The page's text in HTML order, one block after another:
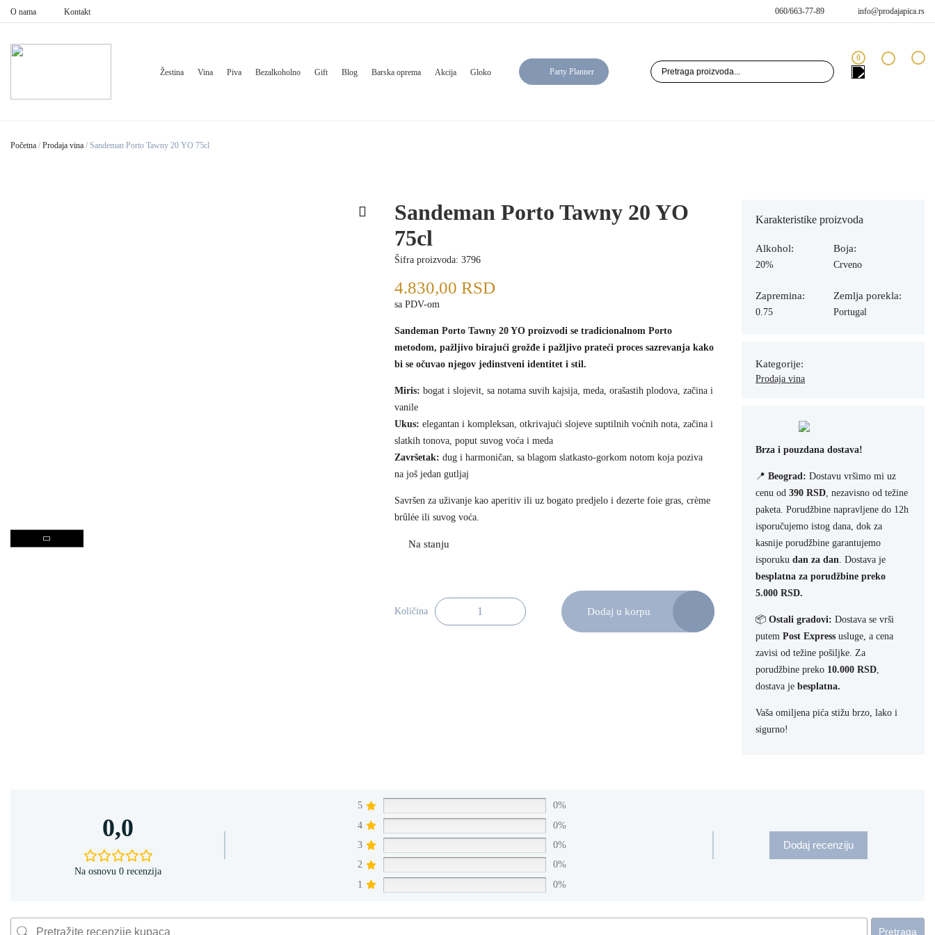
O nama Kontakt 060/663-77-89 info@prodajapica.rs
Žestina Vina Piva Bezalkoholno Gift Blog Barska oprema Akcija Gloko Party Planner
0
Početna / Prodaja vina / Sandeman Porto Tawny 20 YO 75cl
Sandeman Porto Tawny 20 YO
75cl
Šifra proizvoda: 3796
4.830,00 RSD
sa PDV-om
Sandeman Porto Tawny 20 YO proizvodi se tradicionalnom Porto
metodom, pažljivo birajući grožđe i pažljivo prateći proces sazrevanja kako
bi se očuvao njegov jedinstveni identitet i stil.
Miris: bogat i slojevit, sa notama suvih kajsija, meda, orašastih plodova, začina i
vanile
Ukus: elegantan i kompleksan, otkrivajući slojeve suptilnih voćnih nota, začina i
slatkih tonova, poput suvog voća i meda
Završetak: dug i harmoničan, sa blagom slatkasto-gorkom notom koja poziva
na još jedan gutljaj
Savršen za uživanje kao aperitiv ili uz bogato predjelo i dezerte foie gras, crème
brûlée ili suvog voća.
Količina Sandeman Porto Tawny 20 YO 75cl količina
Dodaj u korpu
Karakteristike proizvoda
Alkohol:
20%
Boja:
Crveno
Zapremina:
0.75
Zemlja porekla:
Portugal
Kategorije:
Prodaja vina
Brza i pouzdana dostava!
📍Beograd: Dostavu vršimo mi uz
cenu od390 RSD, nezavisno od težine
paketa. Porudžbine napravljene do 12h
isporučujemo istog dana, dok za
kasnije porudžbine garantujemo
isporukudan za dan. Dostava je
besplatna za porudžbine preko
5.000 RSD.
📦Ostali gradovi: Dostava se vrši
putemPost Express usluge, a cena
zavisi od težine pošiljke. Za
porudžbine preko 10.000 RSD,
dostava jebesplatna.
Vaša omiljena pića stižu brzo, lako i
sigurno!
0,0
Na osnovu 0 recenzija
5
0%
4
0%
3
0%
2
0%
1
0%
Dodaj recenziju
Pretraga